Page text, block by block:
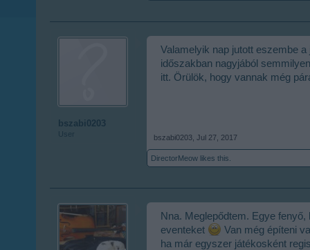
bszabi0203
User
Valamelyik nap jutott eszembe
időszakban nagyjából
itt. Örülök, hogy vannak még
bszabi0203 Jul 27, 2017
DirectorMeow likes this.
Nna. Meglepődtem. Egye
eventeket
Van még építeni
ha már egyszer játékosként